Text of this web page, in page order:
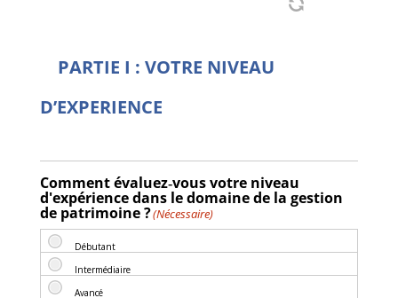
PARTIE I : VOTRE NIVEAU
D’EXPERIENCE
Comment évaluez‐vous votre niveau
d'expérience dans le domaine de la gestion
de patrimoine ?(Nécessaire)